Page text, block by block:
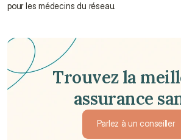
pour les médecins du réseau.
Trouvez la
assurance
Parlez à un conseiller